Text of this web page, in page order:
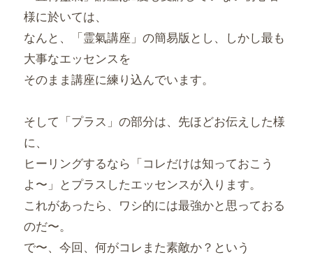
様に於いては、
なんと、「霊氣講座」の簡易版とし、
しかし最も
大事なエッセンスを
そのまま講座に練り込んでいます。
そして「プラス」の部分は、先ほどお伝えした様
に、
ヒーリングするなら「コレだけは知っておこう
よ〜」
とプラスしたエッセンスが入ります。
これがあったら、ワシ的には最強かと思っておる
のだ〜。
で〜、今回、何がコレまた素敵か？という